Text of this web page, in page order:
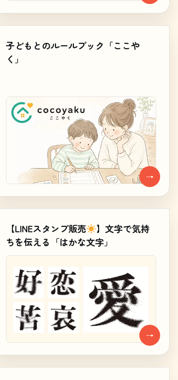
子どもとのルールブック「ここや
く」
→
【LINEスタンプ販売
】文字で気持
ちを伝える「はかな文字」
→